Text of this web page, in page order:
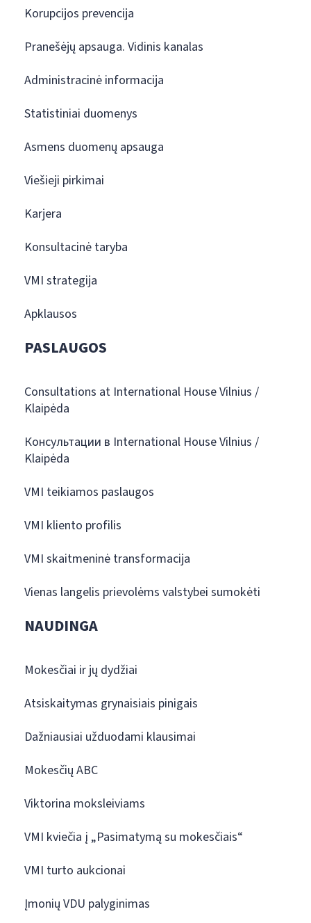
Korupcijos prevencija
Pranešėjų apsauga. Vidinis kanalas
Administracinė informacija
Statistiniai duomenys
Asmens duomenų apsauga
Viešieji pirkimai
Karjera
Konsultacinė taryba
VMI strategija
Apklausos
PASLAUGOS
Consultations at International House Vilnius /
Klaipėda
Консультации в International House Vilnius /
Klaipėda
VMI teikiamos paslaugos
VMI kliento profilis
VMI skaitmeninė transformacija
Vienas langelis prievolėms valstybei sumokėti
NAUDINGA
Mokesčiai ir jų dydžiai
Atsiskaitymas grynaisiais pinigais
Dažniausiai užduodami klausimai
Mokesčių ABC
Viktorina moksleiviams
VMI kviečia į „Pasimatymą su mokesčiais“
VMI turto aukcionai
Įmonių VDU palyginimas